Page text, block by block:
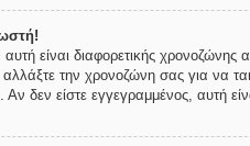
είναι διαφορετικής
αλλάξτε την χρονοζώνη σας για να
δεν είστε εγγεγραμμένος, αυτή